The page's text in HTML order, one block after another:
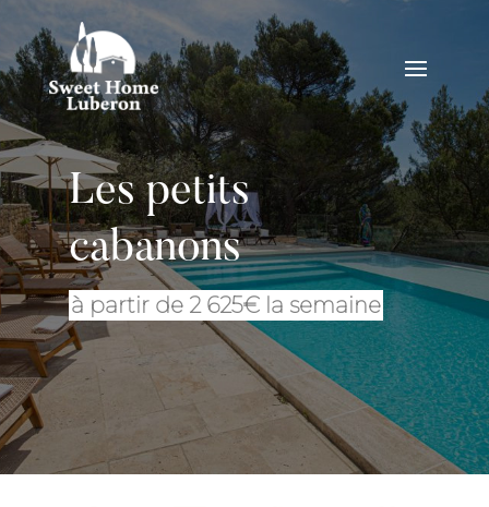
Les petits
cabanons
à partir de 2 625€ la semaine